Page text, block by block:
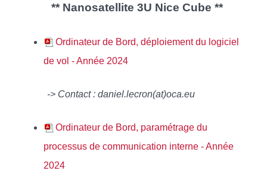
** Nanosatellite 3U Nice Cube **
Ordinateur de Bord, déploiement du logiciel
de vol - Année 2024
-> Contact : daniel.lecron(at)oca.eu
Ordinateur de Bord, paramétrage du
processus de communication interne - Année
2024